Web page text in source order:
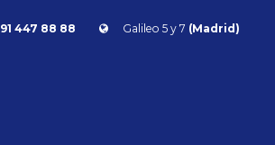
91 447 88 88 Galileo 5 y 7 (Madrid)